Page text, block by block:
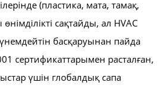
(пластика, мата, тамақ,
сақтайды, ал HVAC
басқаруынан пайда
сертификаттарымен расталған,
үшін глобалдық сапа